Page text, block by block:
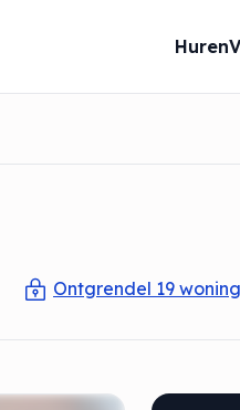
Huren
Ontgrendel 19